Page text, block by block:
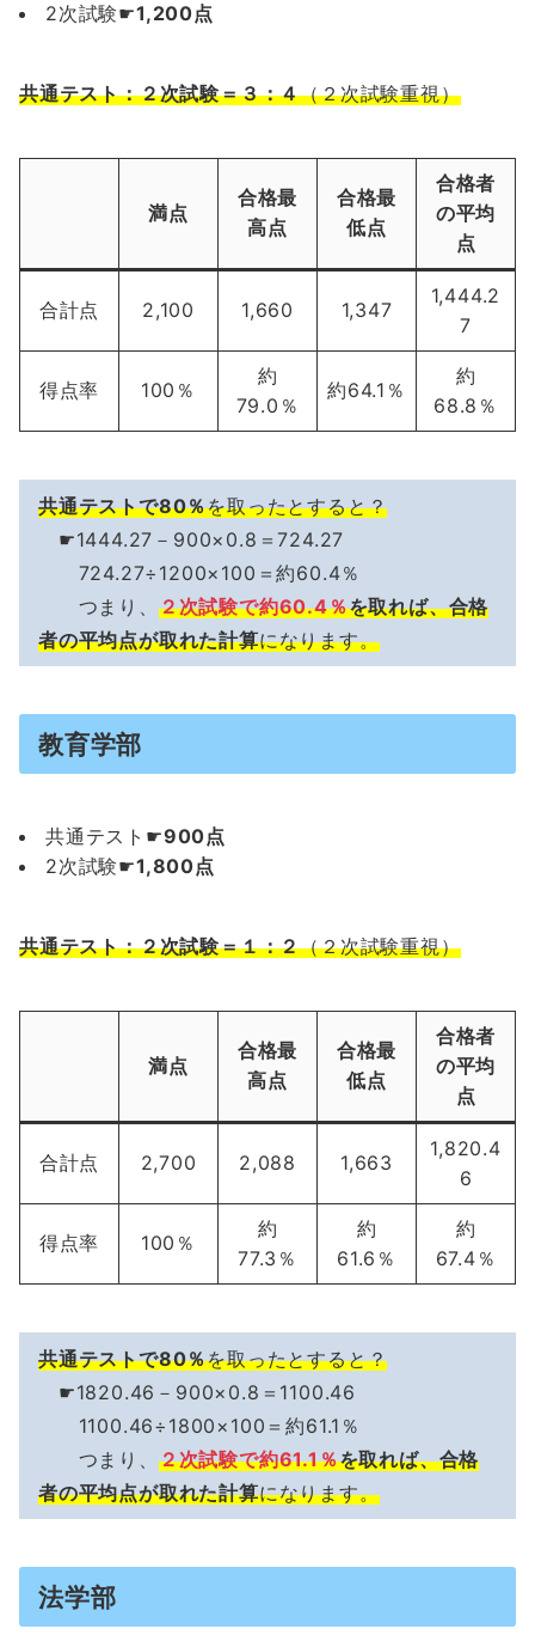
2次試験☛1,200点
共通テスト：２次試験＝３：４（２次試験重視）
満点
合格最
高点
合格最
低点
合格者
の平均
点
合計点 2,100 1,660 1,347
1,444.2
7
得点率 100％
約
79.0％
約64.1％
約
68.8％
共通テストで80％を取ったとすると？
☛1444.27－900×0.8＝724.27
724.27÷1200×100＝約60.4％
つまり、 ２次試験で約60.4％を取れば、合格
者の平均点が取れた計算になります。
教育学部
共通テスト☛900点
2次試験☛1,800点
共通テスト：２次試験＝１：２（２次試験重視）
満点
合格最
高点
合格最
低点
合格者
の平均
点
合計点 2,700 2,088 1,663
1,820.4
6
得点率 100％
約
77.3％
約
61.6％
約
67.4％
共通テストで80％を取ったとすると？
☛1820.46－900×0.8＝1100.46
1100.46÷1800×100＝約61.1％
つまり、 ２次試験で約61.1％を取れば、合格
者の平均点が取れた計算になります。
法学部